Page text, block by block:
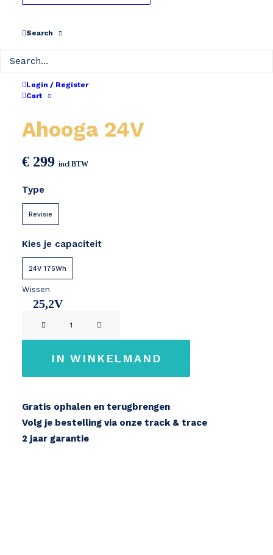
Search
Login / Register
Cart
Ahooga 24V
€ 299 incl BTW
Type
Revisie
Kies je capaciteit
24V 175Wh
25,2V
Wissen
IN WINKELMAND
Gratis ophalen en terugbrengen
Volg je bestelling via onze track & trace
2 jaar garantie